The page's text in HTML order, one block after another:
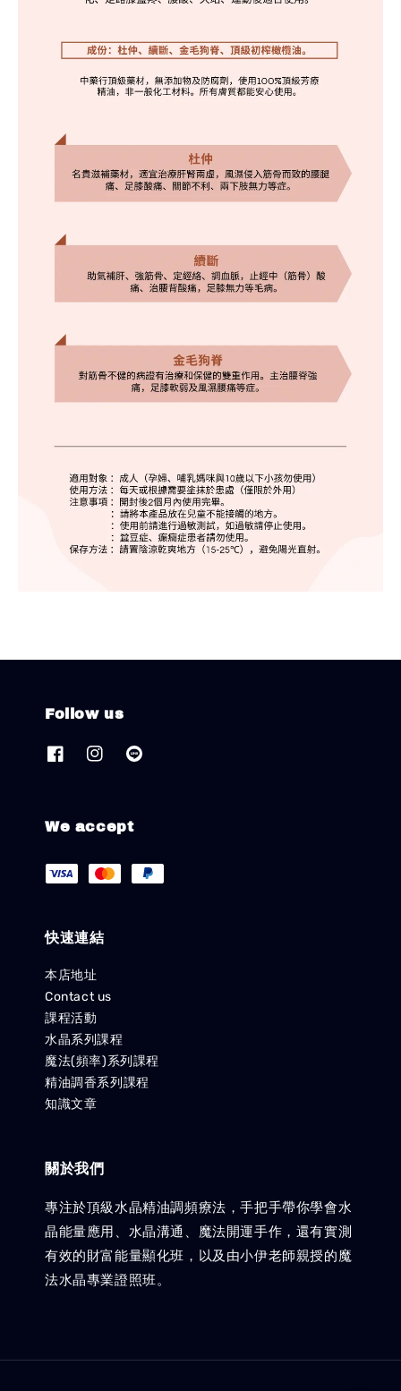
Follow us
We accept
快速連結
本店地址
Contact us
課程活動
水晶系列課程
魔法(頻率)系列課程
精油調香系列課程
知識文章
關於我們
專注於頂級水晶精油調頻療法，手把手帶你學會水
晶能量應用、水晶溝通、魔法開運手作，還有實測
有效的財富能量顯化班，以及由小伊老師親授的魔
法水晶專業證照班。